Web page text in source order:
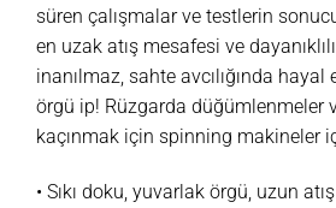
süren çalışmalar ve testlerin
en uzak atış mesafesi ve
inanılmaz, sahte avcılığında
örgü ip! Rüzgarda düğümlenmeler
kaçınmak için spinning makineler
• Sıkı doku, yuvarlak örgü, uzun